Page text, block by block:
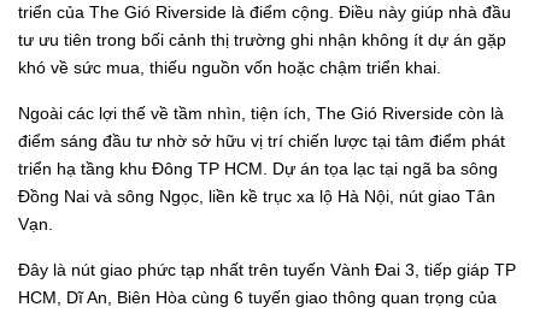
triển của The Gió Riverside là điểm cộng. Điều này giúp nhà đầu
tư ưu tiên trong bối cảnh thị trường ghi nhận không ít dự án gặp
khó về sức mua, thiếu nguồn vốn hoặc chậm triển khai.
Ngoài các lợi thế về tầm nhìn, tiện ích, The Gió Riverside còn là
điểm sáng đầu tư nhờ sở hữu vị trí chiến lược tại tâm điểm phát
triển hạ tầng khu Đông TP HCM. Dự án tọa lạc tại ngã ba sông
Đồng Nai và sông Ngọc, liền kề trục xa lộ Hà Nội, nút giao Tân
Vạn.
Đây là nút giao phức tạp nhất trên tuyến Vành Đai 3, tiếp giáp TP
HCM, Dĩ An, Biên Hòa cùng 6 tuyến giao thông quan trọng của